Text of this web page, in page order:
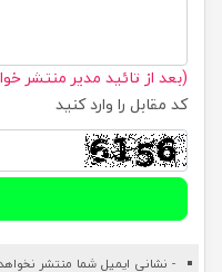
(بعد از تائید مدیر منتشر
کد مقابل را وارد کنید
- نشانی ایمیل شما منتشر